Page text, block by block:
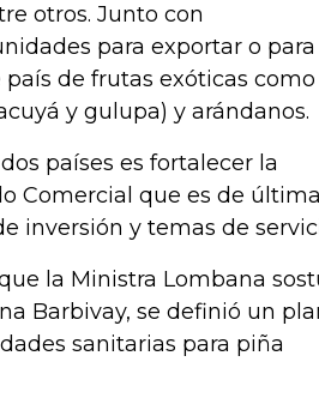
otros. Junto con
para exportar o para
de frutas exóticas como
y gulupa) y arándanos.
países es fortalecer la
Comercial que es de última
inversión y temas de
la Ministra Lombana
Barbivay, se definió un
sanitarias para piña